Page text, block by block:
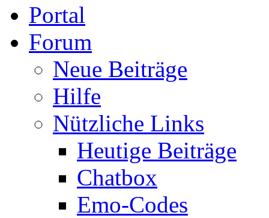
Portal
Forum
Neue Beiträge
Hilfe
Nützliche Links
Heutige Beiträge
Chatbox
Emo-Codes